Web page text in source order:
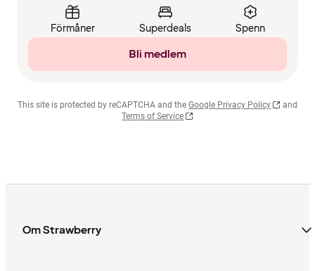
Förmåner Superdeals Spenn
Bli medlem
This site is protected by reCAPTCHA and the Google Privacy Policy
and
Terms of Service
Om Strawberry